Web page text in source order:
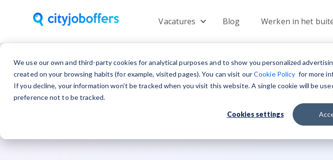
We use our own and third-party cookies for analytical purposes and to show you personalized
created on your browsing habits (for example, visited pages). You can visit ourCookie Policy for more
If you decline, your information won’t be tracked when you visit this website. A single cookie will be
preference not to be tracked.
Cookies settings
Vacatures Show submenu for Vacatures
Blog Werken in het